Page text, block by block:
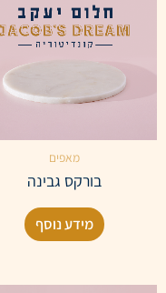
מאפים
בורקס גבינה
מידע נוסף